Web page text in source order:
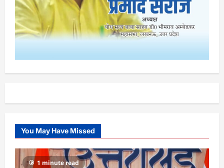
You May Have Missed
1 minute read